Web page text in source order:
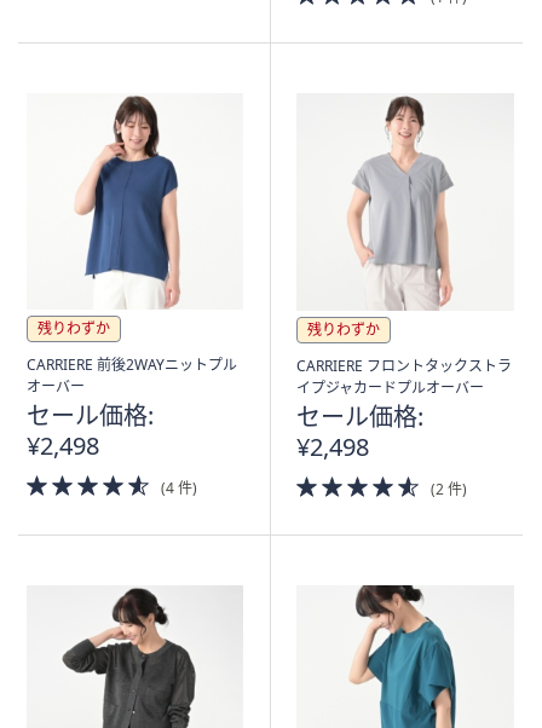
of
残りわずか
CARRIERE 前後2WAYニットプル
オーバー
セール価格:
¥2,498
4.5
of
(4 件)
残りわずか
CARRIERE フロントタックストラ
イプジャカードプルオーバー
セール価格:
¥2,498
4.5
of
(2 件)